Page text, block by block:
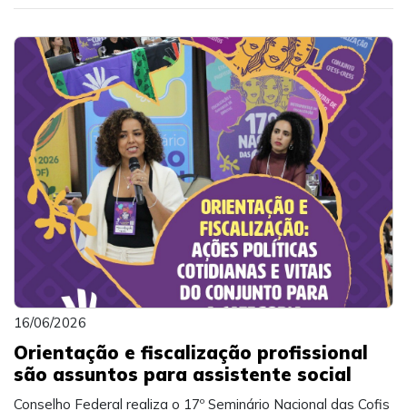
16/06/2026
Orientação e fiscalização profissional
são assuntos para assistente social
Conselho Federal realiza o 17º Seminário Nacional das Cofis